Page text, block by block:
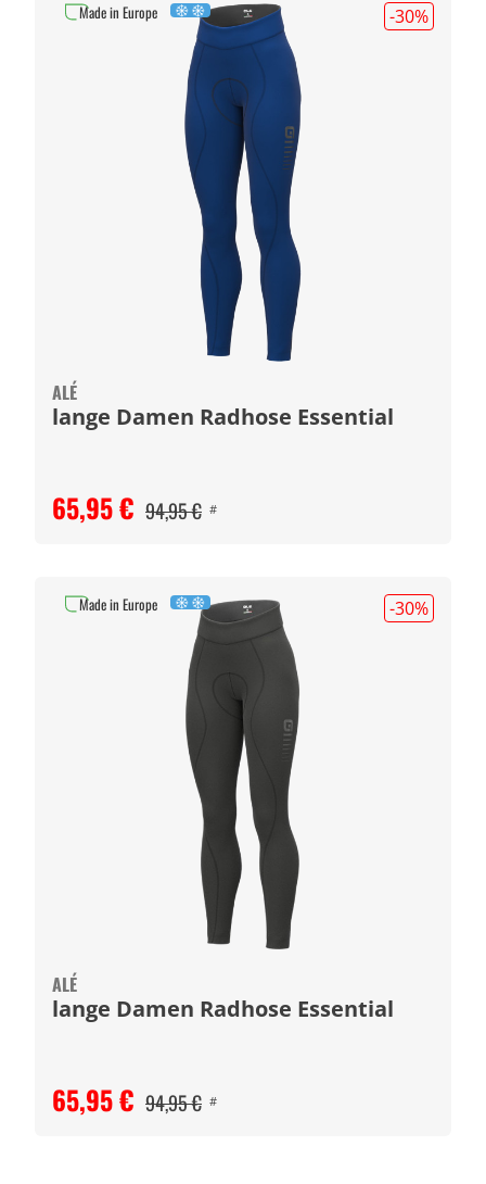
-30%
ALÉ
lange Damen Radhose Essential
65,95 € 94,95 € #
Made in Europe
-30%
ALÉ
lange Damen Radhose Essential
65,95 € 94,95 € #
Made in Europe